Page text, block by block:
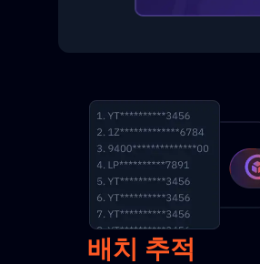
배치 추적